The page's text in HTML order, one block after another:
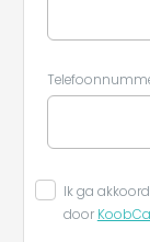
Ik ga
door